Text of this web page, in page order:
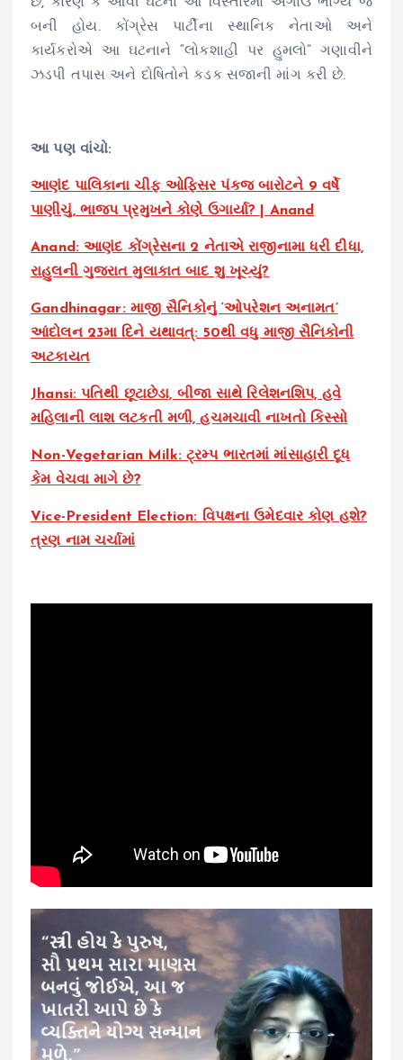
બની હોય. કોંગ્રેસ પાર્ટીના સ્થાનિક નેતાઓ અને
કાર્યકરોએ આ ઘટનાને “લોકશાહી પર હુમલો” ગણાવીને
ઝડપી તપાસ અને દોષિતોને કડક સજાની માંગ કરી છે.
આ પણ વાંચો:
આણંદ પાલિકાના ચીફ ઓફિસર પંકજ બારોટને 9 વર્ષે
પાણીચું, ભાજપ પ્રમુખને કોણે ઉગાર્યા? | Anand
Anand: આણંદ કોંગ્રેસના 2 નેતાએ રાજીનામા ધરી દીધા,
રાહુલની ગુજરાત મુલાકાત બાદ શુ ખૂચ્યું?
Gandhinagar: માજી સૈનિકોનું ‘ઓપરેશન અનામત’
આંદોલન 23મા દિને યથાવત્: 50થી વધુ માજી સૈનિકોની
અટકાયત
Jhansi: પતિથી છૂટાછેડા, બીજા સાથે રિલેશનશિપ, હવે
મહિલાની લાશ લટકતી મળી, હચમચાવી નાખતો કિસ્સો
Non-Vegetarian Milk: ટ્રમ્પ ભારતમાં માંસાહારી દૂધ
કેમ વેચવા માગે છે?
Vice-President Election: વિપક્ષના ઉમેદવાર કોણ હશે?
ત્રણ નામ ચર્ચામાં